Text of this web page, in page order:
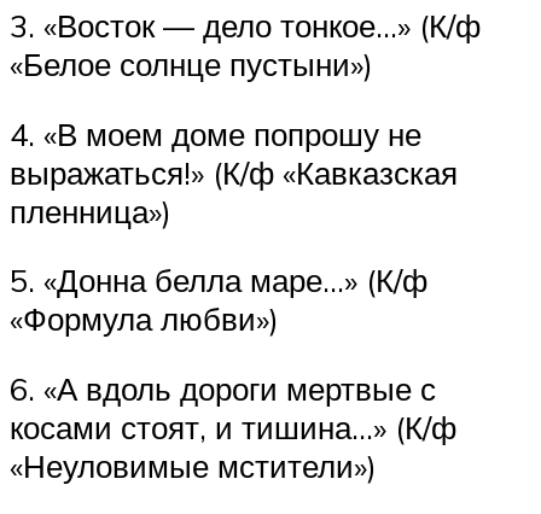
3. «Восток — дело тонкое…» (К/ф
«Белое солнце пустыни»)
4. «В моем доме попрошу не
выражаться!» (К/ф «Кавказская
пленница»)
5. «Донна белла маре…» (К/ф
«Формула любви»)
6. «А вдоль дороги мертвые с
косами стоят, и тишина…» (К/ф
«Неуловимые мстители»)